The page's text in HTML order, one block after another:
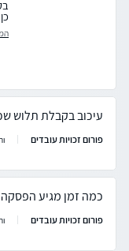
עיכוב בקבלת תלוש
פורום זכויות עובדים
כמה זמן מגיע הפסקה
פורום זכויות עובדים